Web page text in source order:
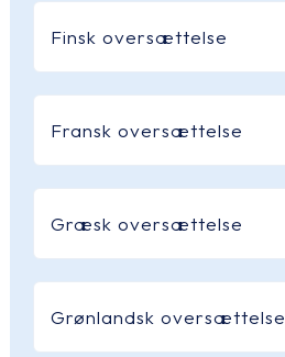
Finsk oversættelse
Fransk oversættelse
Græsk oversættelse
Grønlandsk oversættelse